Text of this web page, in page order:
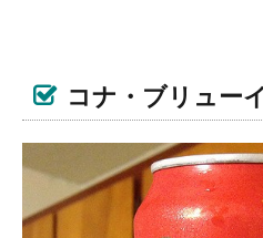
コナ・ブリュー